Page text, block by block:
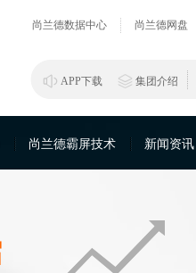
尚兰德数据中心 尚兰德网盘
APP下载 集团介绍
尚兰德霸屏技术 新闻资讯